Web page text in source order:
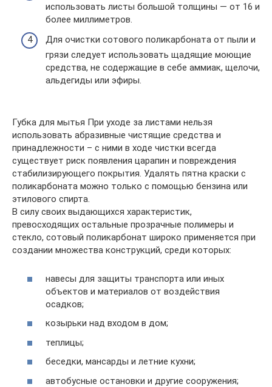
использовать листы большой толщины — от 16 и
более миллиметров.
Для очистки сотового поликарбоната от пыли и
грязи следует использовать щадящие моющие
средства, не содержащие в себе аммиак, щелочи,
альдегиды или эфиры.
Губка для мытья При уходе за листами нельзя
использовать абразивные чистящие средства и
принадлежности – с ними в ходе чистки всегда
существует риск появления царапин и повреждения
стабилизирующего покрытия. Удалять пятна краски с
поликарбоната можно только с помощью бензина или
этилового спирта.
В силу своих выдающихся характеристик,
превосходящих остальные прозрачные полимеры и
стекло, сотовый поликарбонат широко применяется при
создании множества конструкций, среди которых:
навесы для защиты транспорта или иных
объектов и материалов от воздействия
осадков;
козырьки над входом в дом;
теплицы;
беседки, мансарды и летние кухни;
автобусные остановки и другие сооружения;